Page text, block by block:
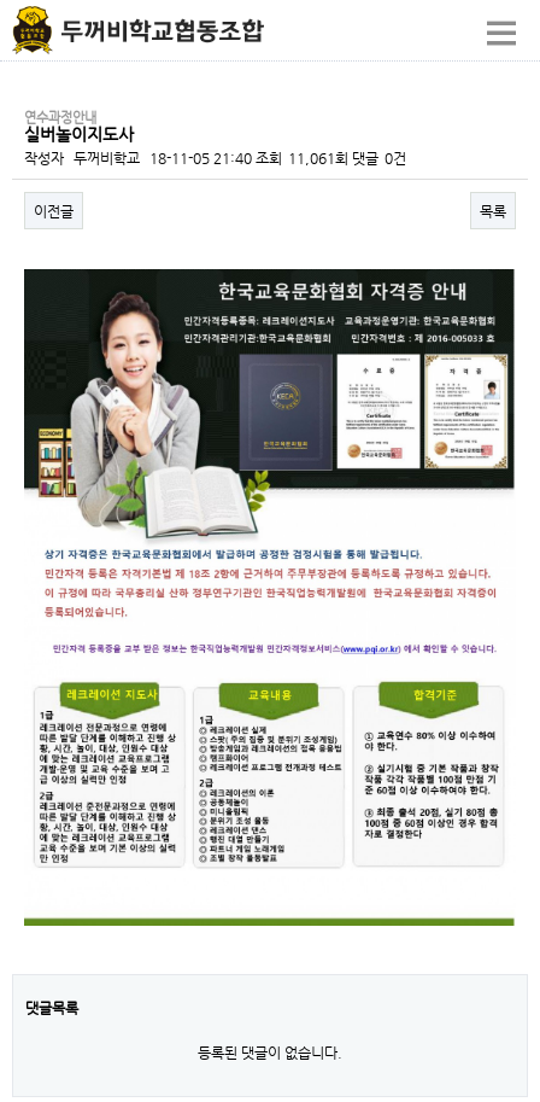
연수과정안내
실버놀이지도사
작성자 두꺼비학교 18-11-05 21:40 조회 11,061회 댓글 0건
이전글 목록
본문
댓글목록
등록된 댓글이 없습니다.